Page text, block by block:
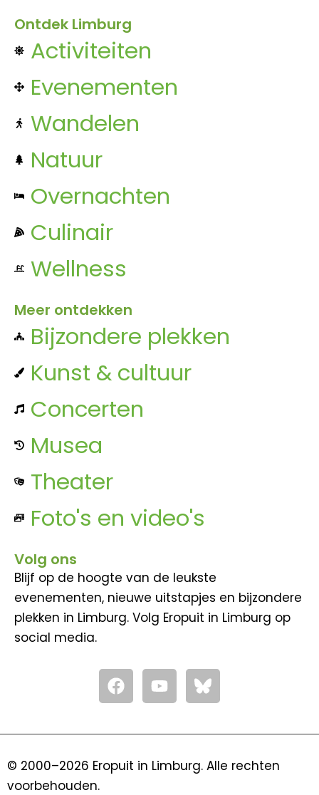
Ontdek Limburg
Activiteiten
Evenementen
Wandelen
Natuur
Overnachten
Culinair
Wellness
Meer ontdekken
Bijzondere plekken
Kunst & cultuur
Concerten
Musea
Theater
Foto's en video's
Volg ons
Blijf op de hoogte van de leukste
evenementen, nieuwe uitstapjes en bijzondere
plekken in Limburg. Volg Eropuit in Limburg op
social media.
F
a
c
o
Y
o
u
b
© 2000–2026 Eropuit in Limburg. Alle rechten
voorbehouden.